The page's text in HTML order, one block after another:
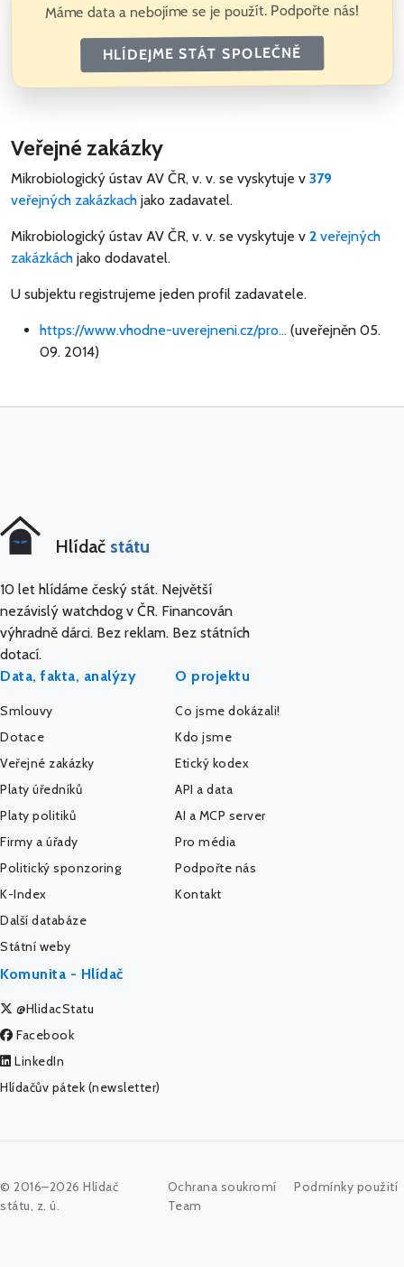
Máme data a nebojíme se je použít. Podpořte nás!
HLÍDEJME STÁT SPOLEČNĚ
Veřejné zakázky
Mikrobiologický ústav AV ČR, v. v. se vyskytuje v 379
veřejných zakázkach jako zadavatel.
Mikrobiologický ústav AV ČR, v. v. se vyskytuje v 2 veřejných
zakázkách jako dodavatel.
U subjektu registrujeme jeden profil zadavatele.
https://www.vhodne-uverejneni.cz/pro... (uveřejněn 05.
09. 2014)
Hlídač státu
10 let hlídáme český stát. Největší
nezávislý watchdog v ČR. Financován
výhradně dárci. Bez reklam. Bez státních
dotací.
Data, fakta, analýzy
Smlouvy
Dotace
Veřejné zakázky
Platy úředníků
Platy politiků
Firmy a úřady
Politický sponzoring
K-Index
Další databáze
Státní weby
O projektu
Co jsme dokázali!
Kdo jsme
Etický kodex
API a data
AI a MCP server
Pro média
Podpořte nás
Kontakt
Komunita - Hlídač
@HlidacStatu
Facebook
LinkedIn
Hlídačův pátek (newsletter)
© 2016–2026 Hlídač
státu, z. ú.
Ochrana soukromí
Podmínky použití
Team